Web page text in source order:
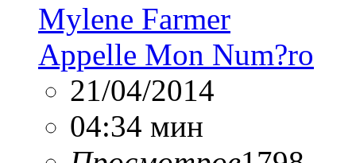
Mylene Farmer
Appelle Mon Num?ro
21/04/2014
04:34 мин